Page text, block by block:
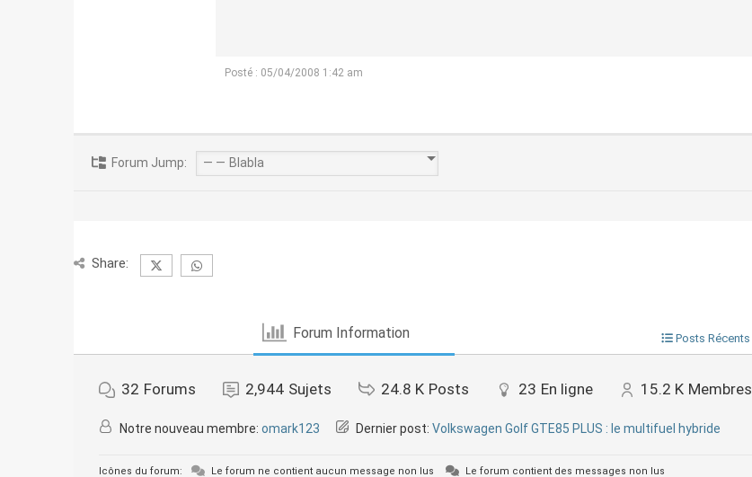
Posté : 05/04/2008 1:42 am
Forum Jump:
Share:
Forum Information Posts Récents
32 Forums 2,944 Sujets 24.8 K Posts 23 En ligne 15.2 K Membres
Notre nouveau membre:omark123 Dernier post:Volkswagen Golf GTE85 PLUS : le multifuel hybride
Icônes du forum: Le forum ne contient aucun message non lus Le forum contient des messages non lus